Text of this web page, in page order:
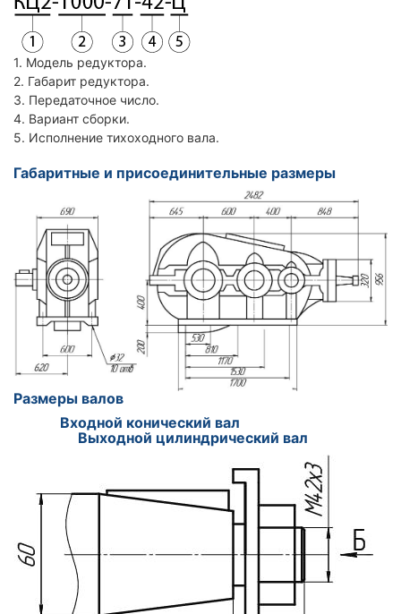
1. Модель редуктора.
2. Габарит редуктора.
3. Передаточное число.
4. Вариант сборки.
5. Исполнение тихоходного вала.
Габаритные и присоединительные размеры
Размеры валов
Входной конический вал
Выходной цилиндрический вал